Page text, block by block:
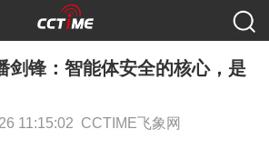
剑锋：智能体安全的核心，是
11:15:02 CCTIME飞象网